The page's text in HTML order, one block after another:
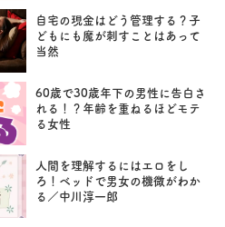
自宅の現金はどう管理する？子
どもにも魔が刺すことはあって
当然
60歳で30歳年下の男性に告白さ
れる！？年齢を重ねるほどモテ
る女性
人間を理解するにはエロをし
ろ！ベッドで男女の機微がわか
る／中川淳一郎